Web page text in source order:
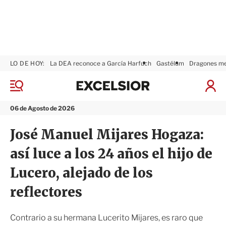
M
n
06 de Agosto de 2026
LO DE HOY: La DEA reconoce a García Harfuch Gastélum Dragones
I
S
x
s
José Manuel Mijares Hogaza:
así luce a los 24 años el hijo de
Lucero, alejado de los
reflectores
Contrario a su hermana Lucerito Mijares, es raro que